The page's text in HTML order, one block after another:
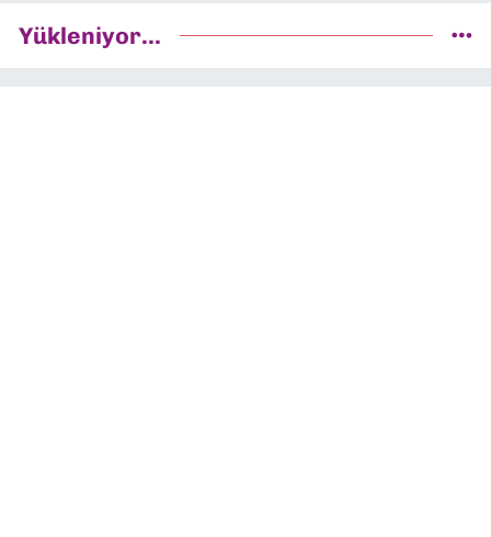
Yükleniyor...